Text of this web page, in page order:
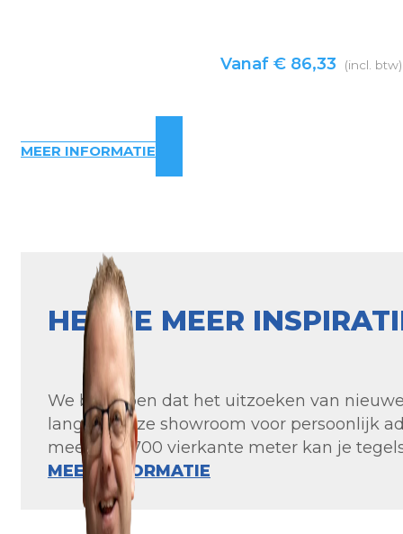
Vanaf €86,33 (incl. btw)
MEER INFORMATIE
HEB JE MEER
We begrijpen dat het uitzoeken van
langs in onze showroom voor persoonlijk
meer dan 700 vierkante meter kan je
MEER INFORMATIE